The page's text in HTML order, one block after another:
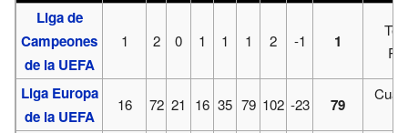
Liga de
Campeones
de la UEFA
1 2 0 1 1 1 2 -1 1
Liga Europa
de la UEFA
16 72 21 16 35 79 102 -23 79